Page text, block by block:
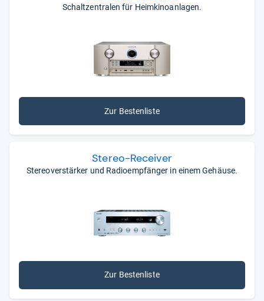
ähnlich kompakte Lösungen nur simulieren. Im
Gegenzug müssen Sie damit leben, dass ein
ausgewachsenes Heimkinosystem, bestehend aus
viel Platzbeansprucht.
Hinter den Kacheln stehen Bestenlisten. Hier finden Sie
die besten Produkte– aus Tests und Meinungen,
Schaltzentralen für Heimkinoanlagen.
Zur Bestenliste
Ste­reo-​Recei­ver
Stereoverstärker und Radioempfänger in einem Gehäuse.
Zur Bestenliste